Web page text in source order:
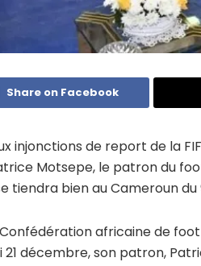
Share on Facebook
injonctions de report de la
Motsepe, le patron du
tiendra bien au Cameroun
africaine de
décembre, son patron,